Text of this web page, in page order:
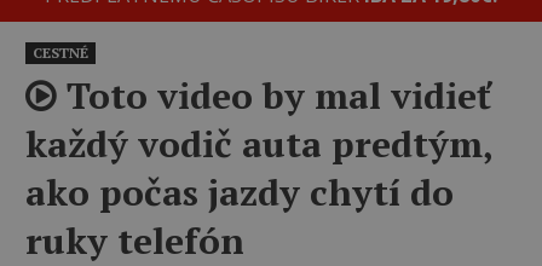
CESTNÉ
Toto video by mal vidieť
každý vodič auta predtým,
ako počas jazdy chytí do
ruky telefón